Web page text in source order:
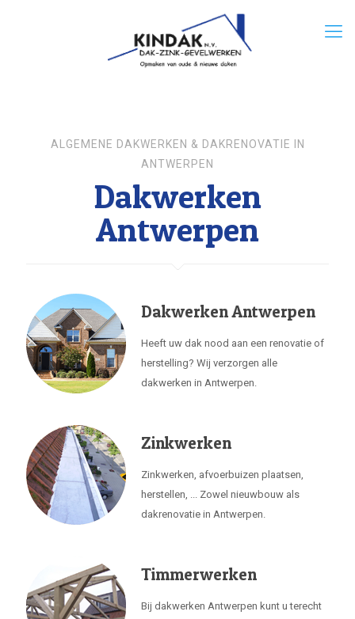
ALGEMENE DAKWERKEN & DAKRENOVATIE IN
ANTWERPEN
Dakwerken
Antwerpen
Dakwerken Antwerpen
Heeft uw dak nood aan een renovatie of
herstelling? Wij verzorgen alle
dakwerken in Antwerpen.
Zinkwerken
Zinkwerken, afvoerbuizen plaatsen,
herstellen, ... Zowel nieuwbouw als
dakrenovatie in Antwerpen.
Timmerwerken
Bij dakwerken Antwerpen kunt u terecht